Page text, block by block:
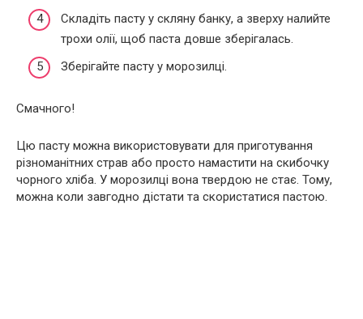
Складіть пасту у скляну банку, а зверху налийте
трохи олії, щоб паста довше зберігалась.
Зберігайте пасту у морозилці.
Смачного!
Цю пасту можна використовувати для приготування
різноманітних страв або просто намастити на скибочку
чорного хліба. У морозилці вона твердою не стає. Тому,
можна коли завгодно дістати та скористатися пастою.